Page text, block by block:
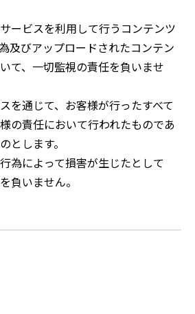
ービスを利用して行うコンテンツ
及びアップロードされたコンテン
て、一切監視の責任を負いませ
を通じて、お客様が行ったすべて
の責任において行われたものであ
とします。
為によって損害が生じたとして
負いません。